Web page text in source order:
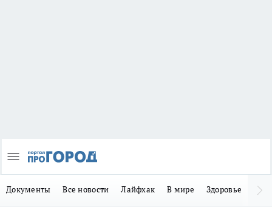
Документы Все новости Лайфхак В мире Здоровье